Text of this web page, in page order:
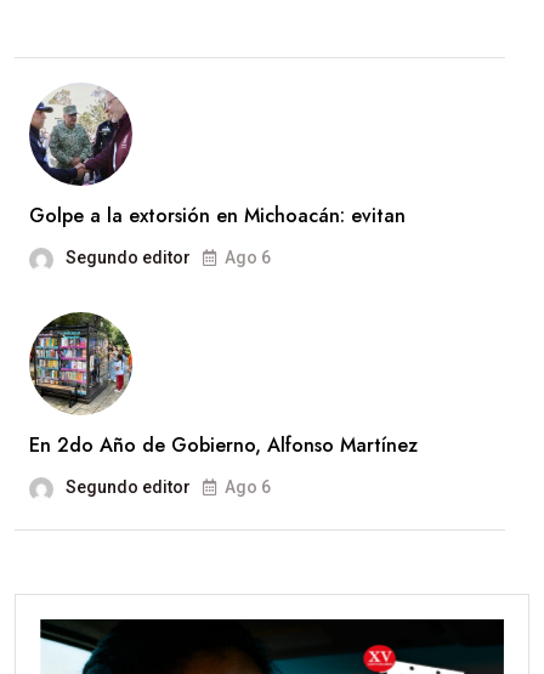
Golpe a la extorsión en Michoacán: evitan
Segundo editor Ago 6
En 2do Año de Gobierno, Alfonso Martínez
Segundo editor Ago 6